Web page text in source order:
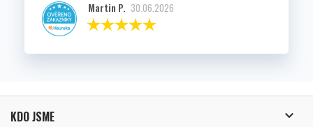
Martin P. 30.06.2026
KDO JSME 